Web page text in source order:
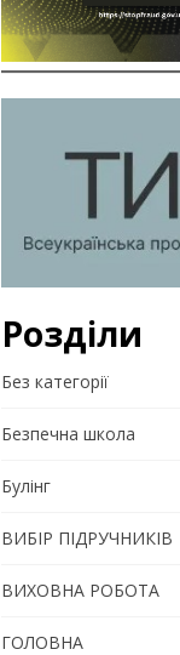
Розділи
Без категорії
Безпечна школа
Булінг
ВИБІР ПІДРУЧНИКІВ
ВИХОВНА РОБОТА
ГОЛОВНА